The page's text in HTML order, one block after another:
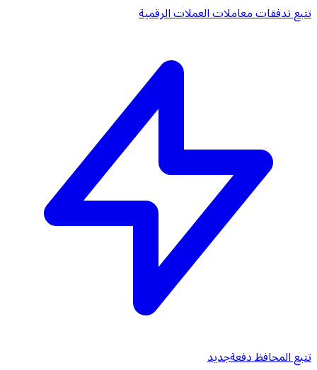
تتبع تدفقات معاملات العملات الرقمية
تتبع المحافظ دفعةجديد